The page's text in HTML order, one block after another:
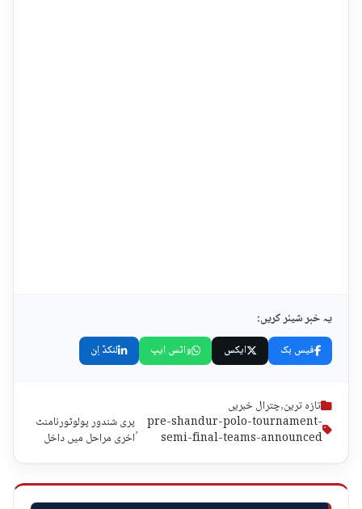
یہ خبر شیئر کریں:
فیس بک ایکس واٹس ایپ لنکڈ اِن
تازہ ترین,چترال خبریں
pre-shandur-polo-tournament-
semi-final-teams-announced
,پری شندور پولوٹورنامنٹ
اخری مراحل میں داخل